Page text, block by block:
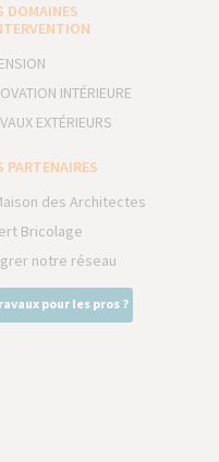
DOMAINES
INTÉRIEURE
EXTÉRIEURS
PARTENAIRES
des Architectes
Bricolage
notre réseau
pour les pros ?